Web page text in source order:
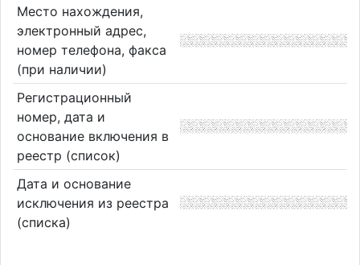
Место нахождения,
электронный адрес,
номер телефона, факса
(при наличии)
Регистрационный
номер, дата и
основание включения в
реестр (список)
Дата и основание
исключения из реестра
(списка)